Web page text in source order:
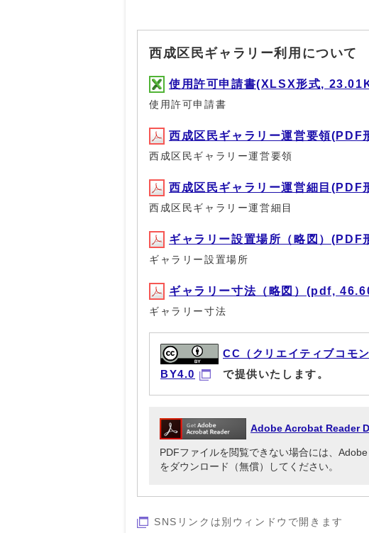
西成区民ギャラリー利用について
使用許可申請書(XLSX形式,
使用許可申請書
西成区民ギャラリー運営要領
西成区民ギャラリー運営要領
西成区民ギャラリー運営細目
西成区民ギャラリー運営細目
ギャラリー設置場所（略図）
ギャラリー設置場所
ギャラリー寸法（略図）(pdf,
ギャラリー寸法
CC（クリエイティブコモ
BY4.0
で提供いたします。
Adobe Acrobat Reader
PDFファイルを閲覧できない場合には、
をダウンロード（無償）してください。
SNSリンクは別ウィンドウで開きます